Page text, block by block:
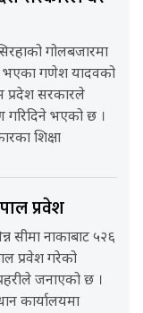
गोलबजारमा
भएका गणेश यादवको
प्रदेश सरकारले
गरिदिने भएको छ ।
शिक्षा
प्रवेश
सीमा नाकाबाट ५२६
प्रवेश गरेको
जनाएको छ ।
कार्यालयमा